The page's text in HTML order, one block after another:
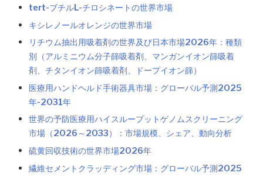
tert-ブチルL-チロシネートの世界市場
キシレノールオレンジの世界市場
リチウム抽出用吸着剤の世界及び日本市場2026年：種類
別（アルミニウム分子篩吸着剤、マンガンイオン篩吸着
剤、チタンイオン篩吸着剤、ドープイオン篩）
医療用ハンドヘルド手術器具市場：グローバル予測2025
年-2031年
世界の予防医療用ハイスループットゲノムスクリーニング
市場（2026～2033）：市場規模、シェア、動向分析
硫黄回収技術の世界市場2026年
繊維セメントクラッディング市場：グローバル予測2025